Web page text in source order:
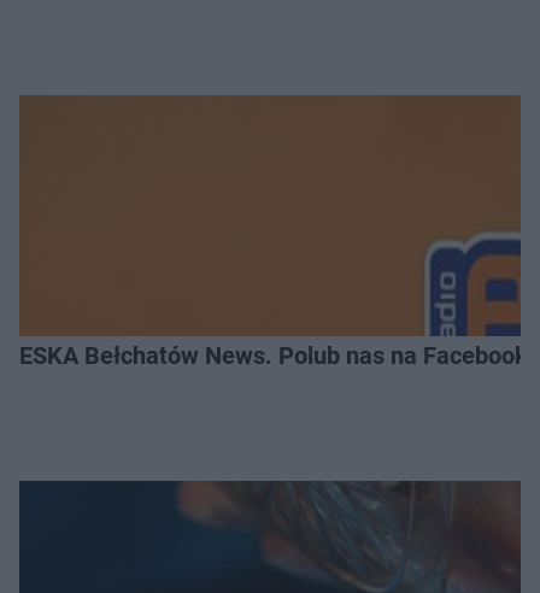
ESKA Bełchatów News. Polub nas na